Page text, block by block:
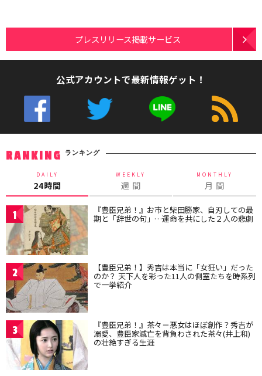
プレスリリース掲載サービス
公式アカウントで最新情報ゲット！
RANKING ランキング
DAILY
24時間
WEEKLY
週 間
MONTHLY
月 間
1 『豊臣兄弟！』お市と柴田勝家、自刃しての最
期と「辞世の句」…運命を共にした２人の悲劇
2 【豊臣兄弟！】秀吉は本当に「女狂い」だった
のか？ 天下人を彩った11人の側室たちを時系列
で一挙紹介
3 『豊臣兄弟！』茶々＝悪女はほぼ創作？秀吉が
溺愛、豊臣家滅亡を背負わされた茶々(井上和)
の壮絶すぎる生涯